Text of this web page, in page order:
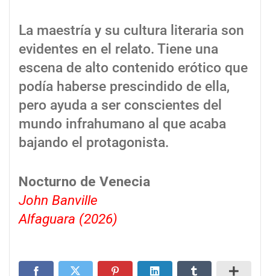
La maestría y su cultura literaria son
evidentes en el relato. Tiene una
escena de alto contenido erótico que
podía haberse prescindido de ella,
pero ayuda a ser conscientes del
mundo infrahumano al que acaba
bajando el protagonista.
Nocturno de Venecia
John Banville
Alfaguara (2026)